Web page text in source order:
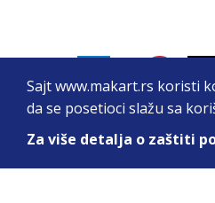
Sajt www.makart.rs koristi
da se posetioci slažu sa
Za više detalja o zaštiti